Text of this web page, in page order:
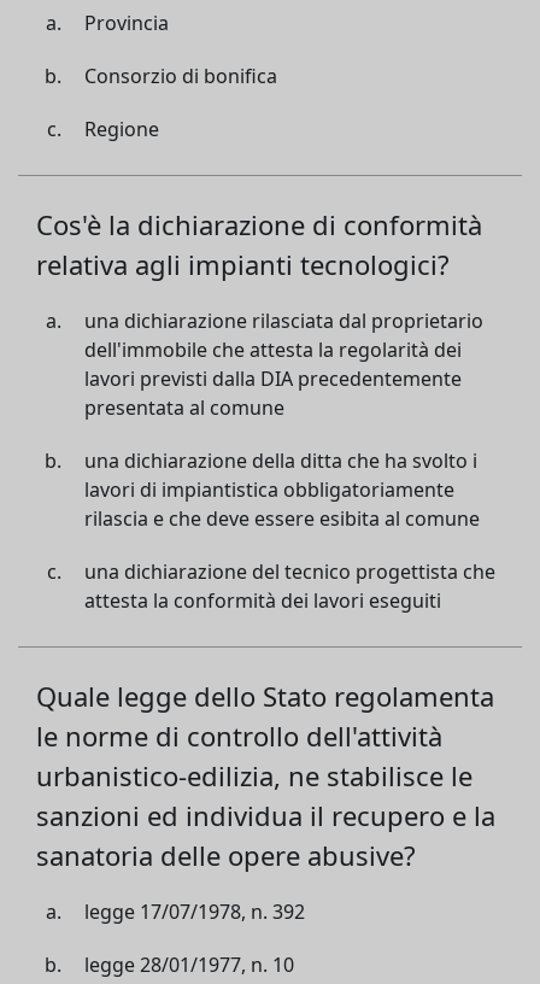
Provincia
Consorzio di bonifica
Regione
Cos'è la dichiarazione di conformità
relativa agli impianti tecnologici?
una dichiarazione rilasciata dal proprietario
dell'immobile che attesta la regolarità dei
lavori previsti dalla DIA precedentemente
presentata al comune
una dichiarazione della ditta che ha svolto i
lavori di impiantistica obbligatoriamente
rilascia e che deve essere esibita al comune
una dichiarazione del tecnico progettista che
attesta la conformità dei lavori eseguiti
Quale legge dello Stato regolamenta
le norme di controllo dell'attività
urbanistico-edilizia, ne stabilisce le
sanzioni ed individua il recupero e la
sanatoria delle opere abusive?
legge 17/07/1978, n. 392
legge 28/01/1977, n. 10